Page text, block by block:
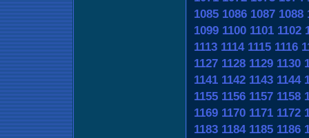
1085 1086 1087 1088
1099 1100 1101 1102
1113 1114 1115 1116
1127 1128 1129 1130
1141 1142 1143 1144
1155 1156 1157 1158
1169 1170 1171 1172
1183 1184 1185 1186